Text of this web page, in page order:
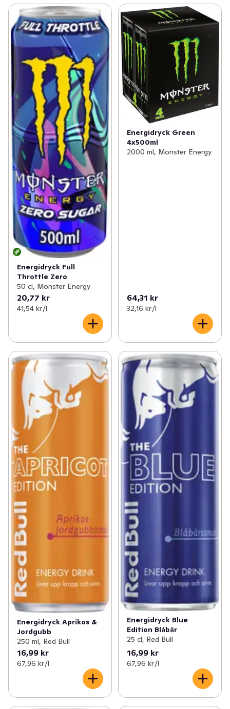
till att stimulera koncentrationsförmågan. En burk Red
Bull Energy Drink 250ml innehåller 80mg koffein.
Taurin: Taurin är en aminosyra som utgör ett naturligt
inslag i människokroppen. Taurin förekommer i den
dagliga kosten och hjälper till i flera olika biologiska
processer.
B-vitaminer: Vitaminer är livsviktiga mikronäringsämnen
som behövs för att vi ska kunna upprätthålla våra
normala kroppsfunktioner.
Sockerarter: Sockret i Red Bull Energidryck kommer från
sockerbetor.
Vatten är en huvudingrediens i Red Bull.
Energidryck Full
Throttle Zero
50 cl, Monster Energy
20,77 kr
41,54 kr /l
Energidryck Green
4x500ml
2000 ml, Monster Energy
64,31 kr
32,16 kr /l
Energidryck Aprikos &
Jordgubb
250 ml, Red Bull
16,99 kr
67,96 kr /l
Energidryck Blue
Edition Blåbär
25 cl, Red Bull
16,99 kr
67,96 kr /l